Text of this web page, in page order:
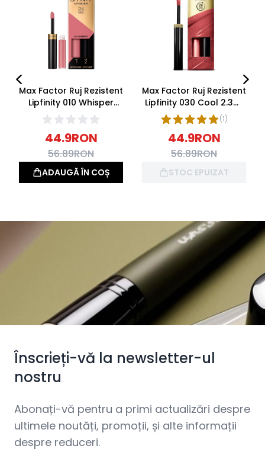
Max Factor Ruj Rezistent
Lipfinity 010 Whisper
2.3ml + Balsam 1.9g
44.9RON
56.89RON
ADAUGĂ ÎN COȘ
Max Factor Ruj Rezistent
Lipfinity 030 Cool 2.3ml
+ Balsam 1.9g
(1)
44.9RON
56.89RON
STOC EPUIZAT
Înscrieți-vă la newsletter-ul
nostru
Abonați-vă pentru a primi actualizări despre
ultimele noutăți, promoții, și alte informații
despre reduceri.